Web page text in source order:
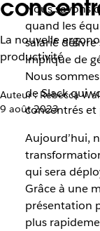
La nouvelle
productivité
Auteur : Rebecca
9 août 2023
Nous savons
quand les
salarié
implique de
Nous
de Slack qui
concentrés
Aujourd’hui,
qui sera
Grâce à une
présentation
plus